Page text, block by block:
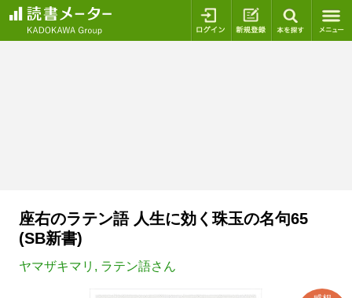
ログイン 新規登録
座右のラテン語 人生に効く珠玉の名句65
(SB新書)
ヤマザキマリ , ラテン語さん